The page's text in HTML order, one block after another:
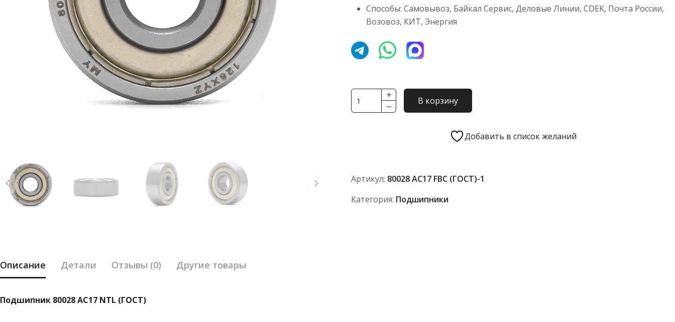
Способы: Самовывоз, Байкал Сервис, Деловые Линии, CDEK, Почта России,
Возовоз, КИТ, Энергия
Количество
товара
В корзину
Добавить в список желаний
Артикул: 80028 АС17 FBC (ГОСТ)-1
Категория: Подшипники
Описание Детали Отзывы (0) Другие товары
Подшипник 80028 АС17 NTL (ГОСТ)